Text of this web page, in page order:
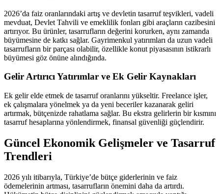
2026’da faiz oranlarındaki artış ve devletin tasarruf teşvikleri, vadeli
mevduat, Devlet Tahvili ve emeklilik fonları gibi araçların cazibesini
artırıyor. Bu ürünler, tasarrufların değerini korurken, aynı zamanda
büyümesine de katkı sağlar. Gayrimenkul yatırımları da uzun vadeli
tasarrufların bir parçası olabilir, özellikle konut piyasasının istikrarlı
büyümesi göz önüne alındığında.
Gelir Artırıcı Yatırımlar ve Ek Gelir Kaynakları
Ek gelir elde etmek de tasarruf oranlarını yükseltir. Freelance işler,
ek çalışmalara yönelmek ya da yeni beceriler kazanarak geliri
artırmak, bütçenizde rahatlama sağlar. Bu ekstra gelirlerin bir kısmını
tasarruf hesaplarına yönlendirmek, finansal güvenliği güçlendirir.
Güncel Ekonomik Gelişmeler ve Tasarruf
Trendleri
2026 yılı itibarıyla, Türkiye’de bütçe giderlerinin ve faiz
ödemelerinin artması, tasarrufların önemini daha da artırdı.